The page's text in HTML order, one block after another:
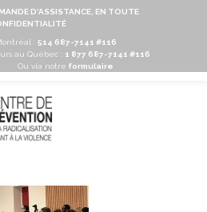
D'ASSISTANCE, EN TOUTE
: 514 687-7141 #116
au Québec :
1 877 687-7141 #116
Ou via notre formulaire